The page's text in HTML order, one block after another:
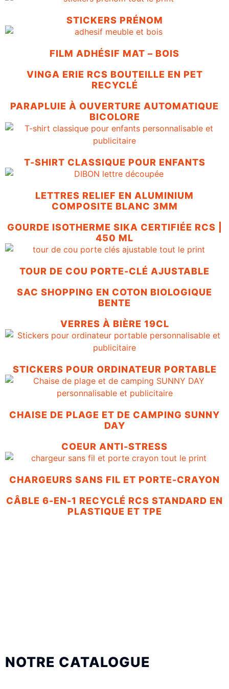
STICKERS PRÉNOM
FILM ADHÉSIF MAT – BOIS
VINGA ERIE RCS BOUTEILLE EN PET
RECYCLÉ
PARAPLUIE À OUVERTURE AUTOMATIQUE
BICOLORE
T-SHIRT CLASSIQUE POUR ENFANTS
LETTRES RELIEF EN ALUMINIUM
COMPOSITE BLANC 3MM
GOURDE ISOTHERME SIKA CERTIFIÉE RCS |
450 ML
TOUR DE COU PORTE-CLÉ AJUSTABLE
SAC SHOPPING EN COTON BIOLOGIQUE
BENTE
VERRES À BIÈRE 19CL
STICKERS POUR ORDINATEUR PORTABLE
CHAISE DE PLAGE ET DE CAMPING SUNNY
DAY
COEUR ANTI-STRESS
CHARGEURS SANS FIL ET PORTE-CRAYON
CÂBLE 6-EN-1 RECYCLÉ RCS STANDARD EN
PLASTIQUE ET TPE
NOTRE CATALOGUE